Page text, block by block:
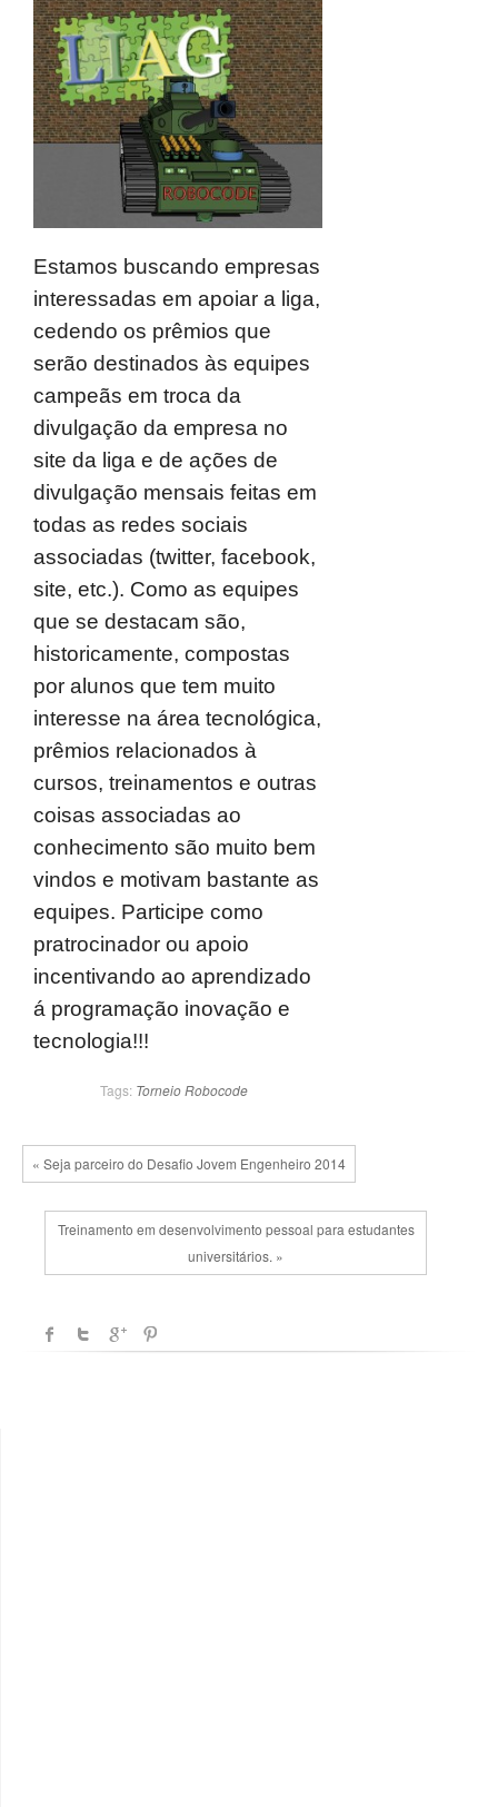
Estamos buscando empresas
interessadas em apoiar a liga,
cedendo os prêmios que
serão destinados às equipes
campeãs em troca da
divulgação da empresa no
site da liga e de ações de
divulgação mensais feitas em
todas as redes sociais
associadas (twitter, facebook,
site, etc.). Como as equipes
que se destacam são,
historicamente, compostas
por alunos que tem muito
interesse na área tecnológica,
prêmios relacionados à
cursos, treinamentos e outras
coisas associadas ao
conhecimento são muito bem
vindos e motivam bastante as
equipes. Participe como
pratrocinador ou apoio
incentivando ao aprendizado
á programação inovação e
tecnologia!!!
Tags: Torneio Robocode
« Seja parceiro do Desafio Jovem Engenheiro 2014
Treinamento em desenvolvimento pessoal para estudantes
universitários. »